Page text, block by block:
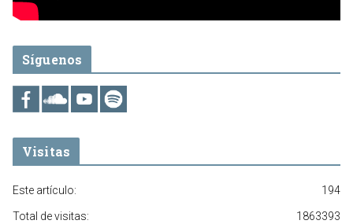
Síguenos
Visitas
194
Este artículo:
1863393
Total de visitas: